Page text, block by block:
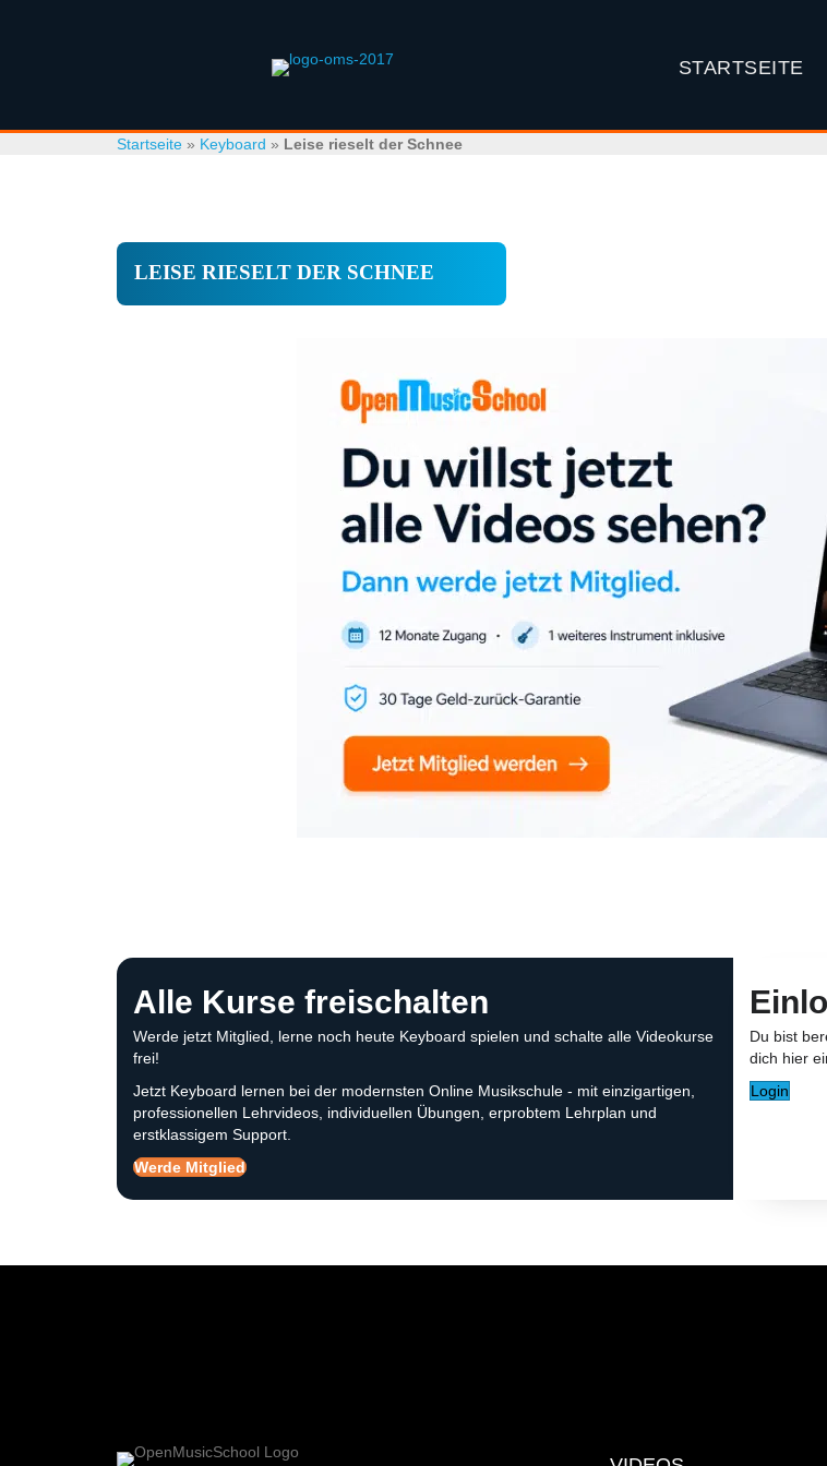
STARTSEITE
Startseite » Keyboard » Leise rieselt der Schnee
LEISE RIESELT DER SCHNEE
Alle Kurse freischalten
Werde jetzt Mitglied, lerne noch heute Keyboard spielen und schalte alle Videokurse
frei!
Jetzt Keyboard lernen bei der modernsten Online Musikschule - mit einzigartigen,
professionellen Lehrvideos, individuellen Übungen, erprobtem Lehrplan und
erstklassigem Support.
Werde Mitglied
Du bist
dich hier
Login